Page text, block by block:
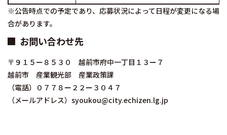
※公告時点での予定であり、応募状況によって日程が変更になる場
合があります。
お問い合わせ先
〒９１５ー８５３０ 越前市府中一丁目１３ー７
越前市 産業観光部 産業政策課
（電話）０７７８ー２２ー３０４７
（メールアドレス）syoukou@city.echizen.lg.jp